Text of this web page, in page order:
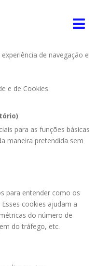
de
de navegação e
e de Cookies.
para as funções básicas
maneira pretendida sem
para entender como os
cookies ajudam a
do número de
do tráfego, etc.